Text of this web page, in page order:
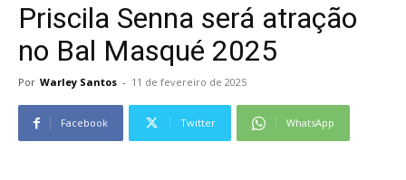
Priscila Senna será atração
no Bal Masqué 2025
Por Warley Santos - 11 de fevereiro de 2025
Facebook Twitter WhatsApp